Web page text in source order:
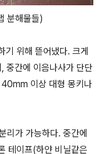
분해물들)
기 위해 뜯어냈다. 크게
중간에 이음나사가 단단
이상 대형 몽키나
리가 가능하다. 중간에
테이프(하얀 비닐같은